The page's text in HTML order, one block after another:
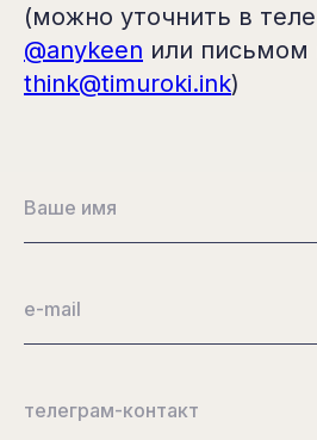
(можно уточнить в
@anykeen или письмом
think@timuroki.ink)